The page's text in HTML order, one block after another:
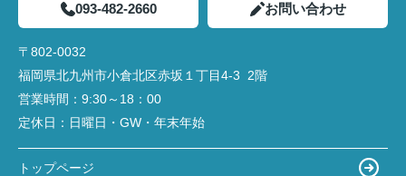
093-482-2660 お問い合わせ
〒802-0032
福岡県北九州市小倉北区赤坂１丁目4‐3 2階
営業時間： 9:30～18：00
定休日： 日曜日・GW・年末年始
トップページ